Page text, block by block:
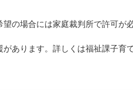
の場合には家庭裁判所で許可が
あります。詳しくは福祉課子育